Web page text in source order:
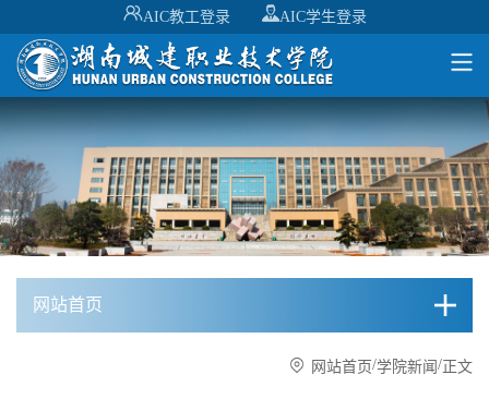
AIC教工登录 AIC学生登录
网站首页
网站首页/学院新闻 /正文